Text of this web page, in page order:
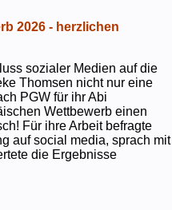
2026 - herzlichen
sozialer Medien auf die
Thomsen nicht nur eine
PGW für ihr Abi
Wettbewerb einen
Für ihre Arbeit befragte
auf social media, sprach mit
die Ergebnisse